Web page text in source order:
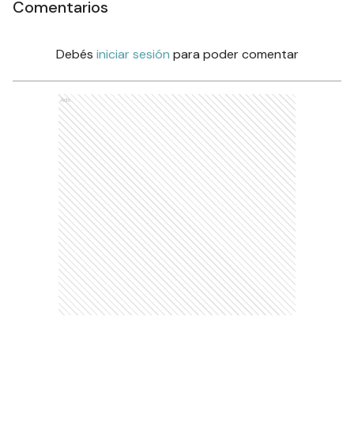
Comentarios
Debés iniciar sesión para poder comentar
Ads